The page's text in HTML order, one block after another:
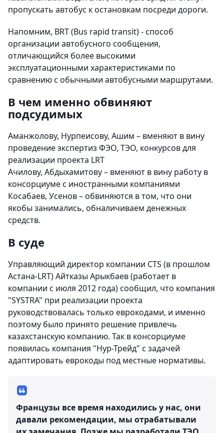
пропускать автобус к остановкам посреди дороги.
Напомним, BRT (Bus rapid transit) - способ
организации автобусного сообщения,
отличающийся более высокими
эксплуатационными характеристиками по
сравнению с обычными автобусными маршрутами.
В чем именно обвиняют
подсудимых
Аманжолову, Нурпеисову, Ашим – вменяют в вину
проведение экспертиз ФЭО, ТЭО, конкурсов для
реализации проекта LRT
Ачилову, Абдыхамитову – вменяют в вину работу в
консорциуме с иностранными компаниями
Косабаев, Усенов – обвиняются в том, что они
якобы занимались, обналичиваем денежных
средств.
В суде
Управляющий директор компании CTS (в прошлом
Астана-LRT) Айтказы Арыкбаев (работает в
компании с июля 2012 года) сообщил, что компания
"SYSTRA" при реализации проекта
руководствовалась только еврокодами, и именно
поэтому было принято решение привлечь
казахстанскую компанию. Так в консорциуме
появилась компания "Нур-Трейд" с задачей
адаптировать еврокоды под местные нормативы.
Французы все время находились у нас, они
давали рекомендации, мы отрабатывали